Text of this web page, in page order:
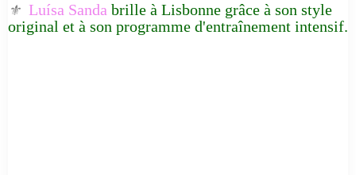
⚜️ Luísa Sanda brille à Lisbonne grâce à son style
original et à son programme d'entraînement intensif.